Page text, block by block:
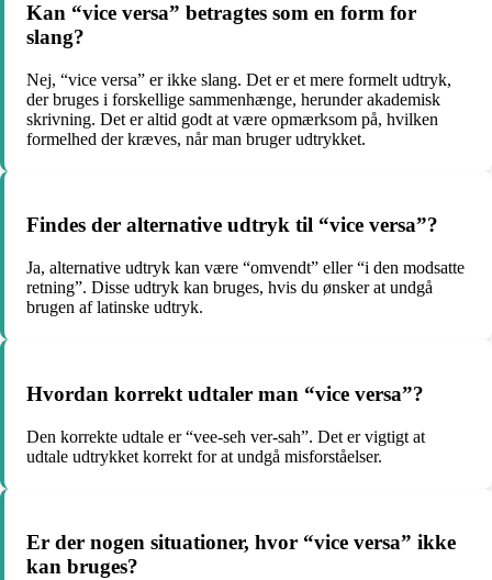
Kan “vice versa” betragtes som en form for
slang?
Nej, “vice versa” er ikke slang. Det er et mere formelt udtryk,
der bruges i forskellige sammenhænge, herunder akademisk
skrivning. Det er altid godt at være opmærksom på, hvilken
formelhed der kræves, når man bruger udtrykket.
Findes der alternative udtryk til “vice versa”?
Ja, alternative udtryk kan være “omvendt” eller “i den modsatte
retning”. Disse udtryk kan bruges, hvis du ønsker at undgå
brugen af latinske udtryk.
Hvordan korrekt udtaler man “vice versa”?
Den korrekte udtale er “vee-seh ver-sah”. Det er vigtigt at
udtale udtrykket korrekt for at undgå misforståelser.
Er der nogen situationer, hvor “vice versa” ikke
kan bruges?